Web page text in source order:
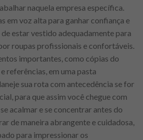
naquela empresa específica.
em voz alta para ganhar confiança e
estar vestido adequadamente para
roupas profissionais e confortáveis.
importantes, como cópias do
referências, em uma pasta
sua rota com antecedência se for
para que assim você chegue com
acalmar e se concentrar antes do
de maneira abrangente e cuidadosa,
para impressionar os